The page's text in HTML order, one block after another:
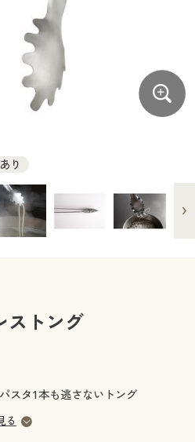
注文
ご注文
り
ストング
スタ1本も逃さないトング
る